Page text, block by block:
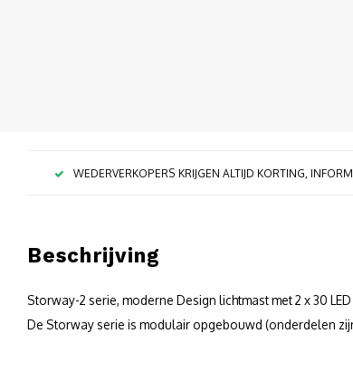
WEDERVERKOPERS KRIJGEN ALTIJD KORTING,
Beschrijving
Storway-2 serie, moderne Design lichtmast met 2 x 30
De Storway serie is modulair opgebouwd (onderdelen